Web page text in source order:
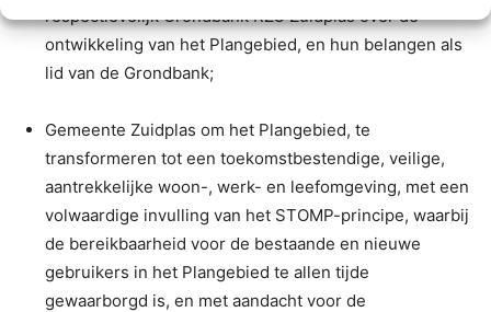
respectievelijk Grondbank RZG Zuidplas over de
ontwikkeling van het Plangebied, en hun belangen als
lid van de Grondbank;
Gemeente Zuidplas om het Plangebied, te
transformeren tot een toekomstbestendige, veilige,
aantrekkelijke woon-, werk- en leefomgeving, met een
volwaardige invulling van het STOMP-principe, waarbij
de bereikbaarheid voor de bestaande en nieuwe
gebruikers in het Plangebied te allen tijde
gewaarborgd is, en met aandacht voor de